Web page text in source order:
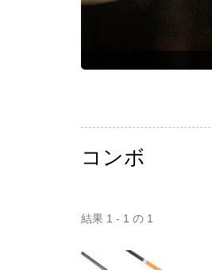
コンボ
結果 1 - 1 の 1